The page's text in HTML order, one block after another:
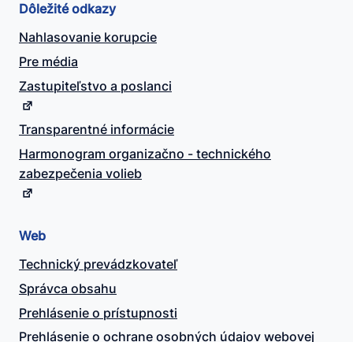
Dôležité odkazy
Nahlasovanie korupcie
Pre média
Zastupiteľstvo a poslanci
Transparentné informácie
Harmonogram organizačno - technického
zabezpečenia volieb
Web
Technický prevádzkovateľ
Správca obsahu
Prehlásenie o prístupnosti
Prehlásenie o ochrane osobných údajov webovej